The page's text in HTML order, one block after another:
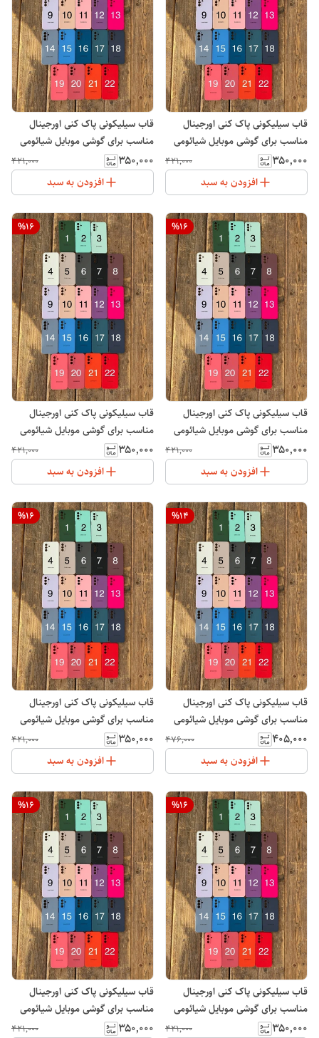
قاب سیلیکونی پاک کنی اورجینال
مناسب برای گوشی موبایل شیائومی
Note 13 Pro Plus
۳۵۰٬۰۰۰ ۴۲۱٬۰۰۰
افزودن به سبد
قاب سیلیکونی پاک کنی اورجینال
مناسب برای گوشی موبایل شیائومی
Xiaomi Redmi 14C
۳۵۰٬۰۰۰ ۴۲۱٬۰۰۰
افزودن به سبد
%16
قاب سیلیکونی پاک کنی اورجینال
مناسب برای گوشی موبایل شیائومی
Note 14 4G
۳۵۰٬۰۰۰ ۴۲۱٬۰۰۰
افزودن به سبد
%16
قاب سیلیکونی پاک کنی اورجینال
مناسب برای گوشی موبایل شیائومی
Note 14 Pro 4G
۳۵۰٬۰۰۰ ۴۲۱٬۰۰۰
افزودن به سبد
%14
قاب سیلیکونی پاک کنی اورجینال
مناسب برای گوشی موبایل شیائومی
پوکو Xiaomi POCO X7
۴۰۵٬۰۰۰ ۴۷۶٬۰۰۰
افزودن به سبد
%16
قاب سیلیکونی پاک کنی اورجینال
مناسب برای گوشی موبایل شیائومی
Note 14 Pro 5G
۳۵۰٬۰۰۰ ۴۲۱٬۰۰۰
افزودن به سبد
%16
قاب سیلیکونی پاک کنی اورجینال
مناسب برای گوشی موبایل شیائومی
Note 14 Pro Plus
۳۵۰٬۰۰۰ ۴۲۱٬۰۰۰
%16
قاب سیلیکونی پاک کنی اورجینال
مناسب برای گوشی موبایل شیائومی
پوکو Xiaomi POCO C71
۳۵۰٬۰۰۰ ۴۲۱٬۰۰۰